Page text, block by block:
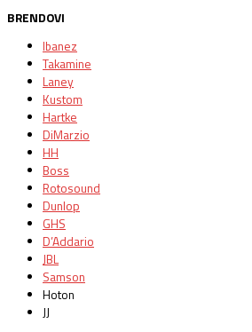
BRENDOVI
Ibanez
Takamine
Laney
Kustom
Hartke
DiMarzio
HH
Boss
Rotosound
Dunlop
GHS
D’Addario
JBL
Samson
Hoton
JJ